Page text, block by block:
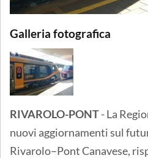
Galleria fotografica
RIVAROLO-PONT- La
nuovi aggiornamenti sul
Rivarolo–Pont Canavese,